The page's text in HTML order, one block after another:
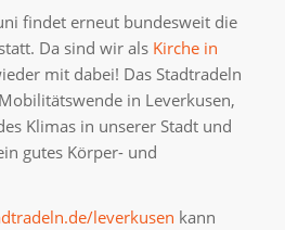
findet erneut bundesweit die
statt. Da sind wir als Kirche in
mit dabei! Das Stadtradeln
in Leverkusen,
Klimas in unserer Stadt und
gutes Körper- und
leverkusen kann